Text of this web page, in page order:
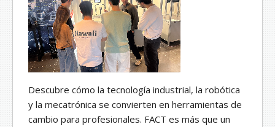
Descubre cómo la tecnología industrial, la robótica
y la mecatrónica se convierten en herramientas de
cambio para profesionales. FACT es más que un